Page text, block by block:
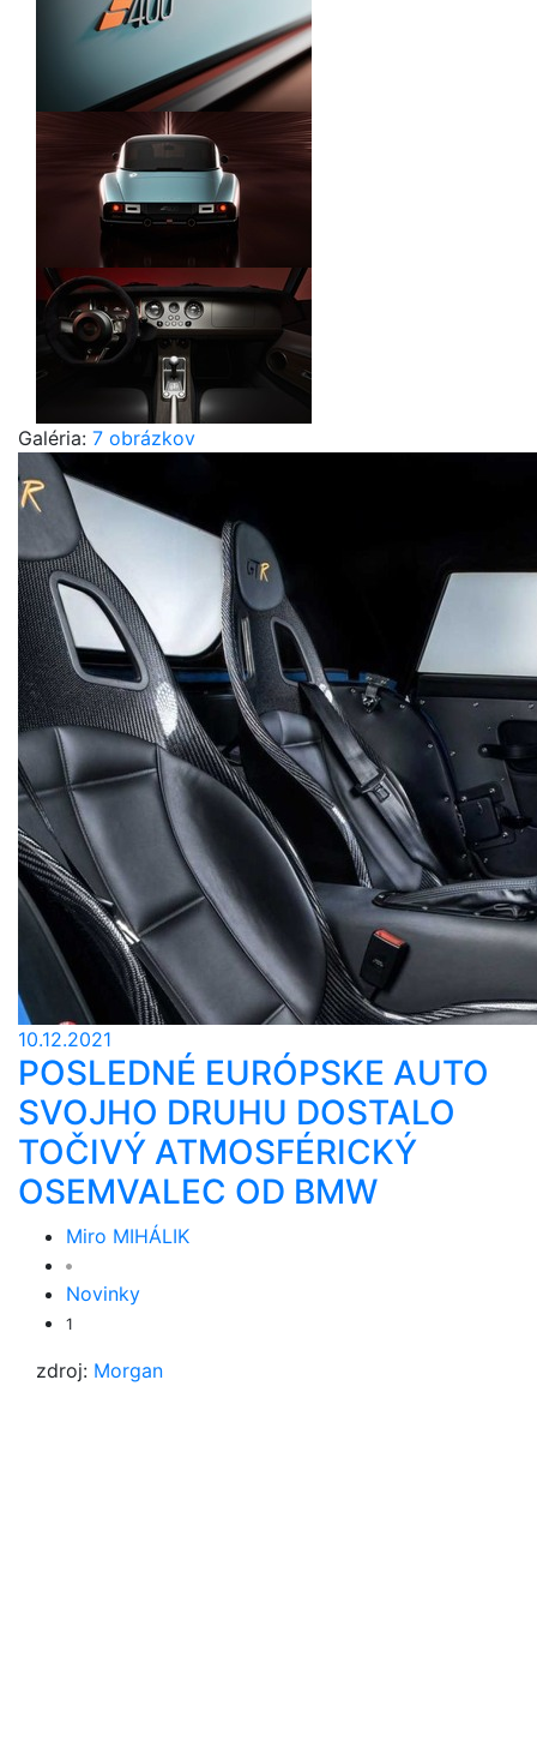
Galéria: 7 obrázkov
10.12.2021
POSLEDNÉ EURÓPSKE AUTO
SVOJHO DRUHU DOSTALO
TOČIVÝ ATMOSFÉRICKÝ
OSEMVALEC OD BMW
Miro MIHÁLIK
Novinky
1
zdroj: Morgan